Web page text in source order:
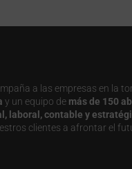
a las empresas en la
y un equipo de más de 150
laboral, contable y
clientes a afrontar el